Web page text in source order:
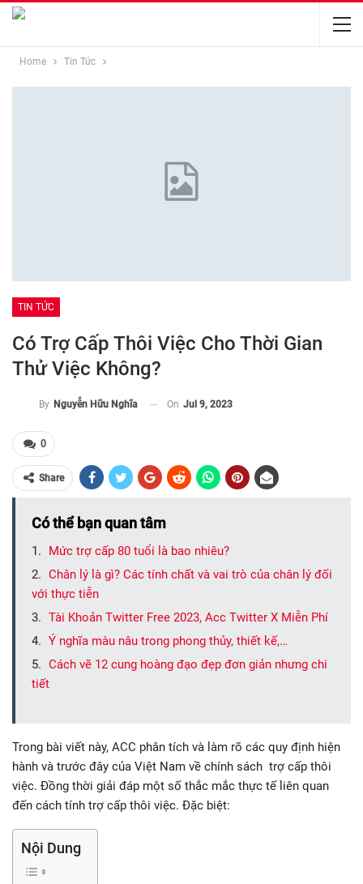
Home Tin Tức
TIN TỨC
Có Trợ Cấp Thôi Việc Cho Thời Gian
Thử Việc Không?
By Nguyễn Hữu Nghĩa On Jul 9, 2023
0
Share
Có thể bạn quan tâm
Mức trợ cấp 80 tuổi là bao nhiêu?
Chân lý là gì? Các tính chất và vai trò của chân lý đối
với thực tiễn
Tài Khoản Twitter Free 2023, Acc Twitter X Miễn Phí
Ý nghĩa màu nâu trong phong thủy, thiết kế,…
Cách vẽ 12 cung hoàng đạo đẹp đơn giản nhưng chi
tiết
Trong bài viết này, ACC phân tích và làm rõ các quy định hiện
hành và trước đây của Việt Nam về chính sách trợ cấp thôi
việc. Đồng thời giải đáp một số thắc mắc thực tế liên quan
đến cách tính trợ cấp thôi việc. Đặc biệt:
Nội Dung